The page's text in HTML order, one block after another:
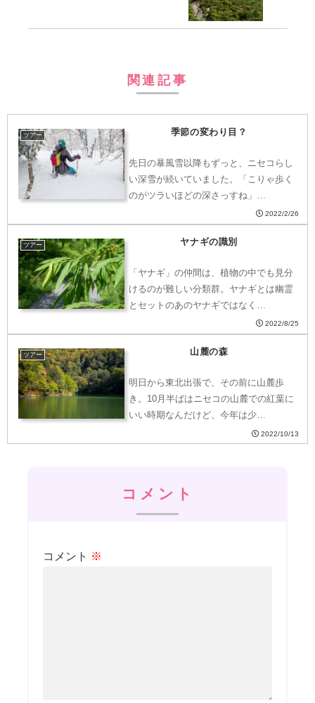
関連記事
ツアー 季節の変わり目？
先日の暴風雪以降もずっと、ニセコらし
い深雪が続いていました。「こりゃ歩く
のがツラいほどの深さっすね」…
2022/2/26
ツアー ヤナギの識別
「ヤナギ」の仲間は、植物の中でも見分
けるのが難しい分類群。ヤナギとは幽霊
とセットのあのヤナギではなく…
2022/8/25
ツアー 山麓の森
明日から東北出張で、その前に山麓歩
き。10月半ばはニセコの山麓での紅葉に
いい時期なんだけど、今年は少…
2022/10/13
コメント
コメント ※